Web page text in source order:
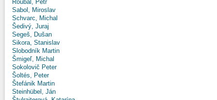
Roubal, Petr
Sabol, Miroslav
Schvarc, Michal
Šedivý, Juraj
Segeš, Dušan
Sikora, Stanislav
Slobodník Martin
Šmigeľ, Michal
Sokolovič Peter
Šoltés, Peter
Štefánik Martin
Steinhübel, Ján